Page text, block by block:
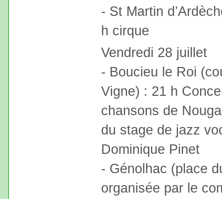
- St Martin
h cirque
Vendredi 28 juillet
- Boucieu le Roi
Vigne) : 21 h
chansons de
du stage de jazz
Dominique Pinet
- Génolhac (place
organisée par le